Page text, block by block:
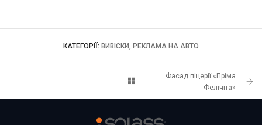
КАТЕГОРІЇ: ВИВІСКИ, РЕКЛАМА НА АВТО
Фасад піцерії «Пріма
Фелічіта»